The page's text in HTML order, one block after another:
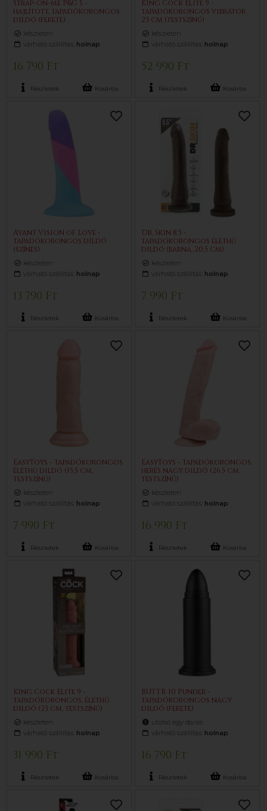
Strap-on-me P&G S -
hajlított, tapadókorongos
dildó (fekete)
készleten
várható szállítás: holnap
16 790 Ft
Részletek Kosárba
King Cock Elite 9 -
tapadókorongos vibrátor
23 cm (testszínű)
készleten
várható szállítás: holnap
52 990 Ft
Részletek Kosárba
Avant Vision of Love -
tapadókorongos dildó
(színes)
készleten
várható szállítás: holnap
13 790 Ft
Részletek Kosárba
Dr. Skin 8,5 -
tapadókorongos élethű
dildó (barna, 20,5 cm)
készleten
várható szállítás: holnap
7 990 Ft
Részletek Kosárba
EasyToys - tapadókorongos
élethű dildó (15,5 cm,
testszínű)
készleten
várható szállítás: holnap
7 990 Ft
Részletek Kosárba
EasyToys - tapadókorongos,
herés nagy dildó (26,5 cm,
testszínű)
készleten
várható szállítás: holnap
16 990 Ft
Részletek Kosárba
King Cock Elite 9 -
tapadókorongos, élethű
dildó (23 cm, testszínű)
készleten
várható szállítás: holnap
31 990 Ft
Részletek Kosárba
BUTTR 10 Punder -
tapadókorongos nagy
dildó (fekete)
utolsó egy darab
várható szállítás: holnap
16 790 Ft
Részletek Kosárba